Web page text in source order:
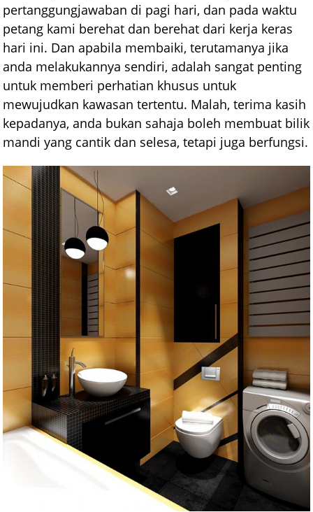
pertanggungjawaban di pagi hari, dan pada waktu
petang kami berehat dan berehat dari kerja keras
hari ini. Dan apabila membaiki, terutamanya jika
anda melakukannya sendiri, adalah sangat penting
untuk memberi perhatian khusus untuk
mewujudkan kawasan tertentu. Malah, terima kasih
kepadanya, anda bukan sahaja boleh membuat bilik
mandi yang cantik dan selesa, tetapi juga berfungsi.